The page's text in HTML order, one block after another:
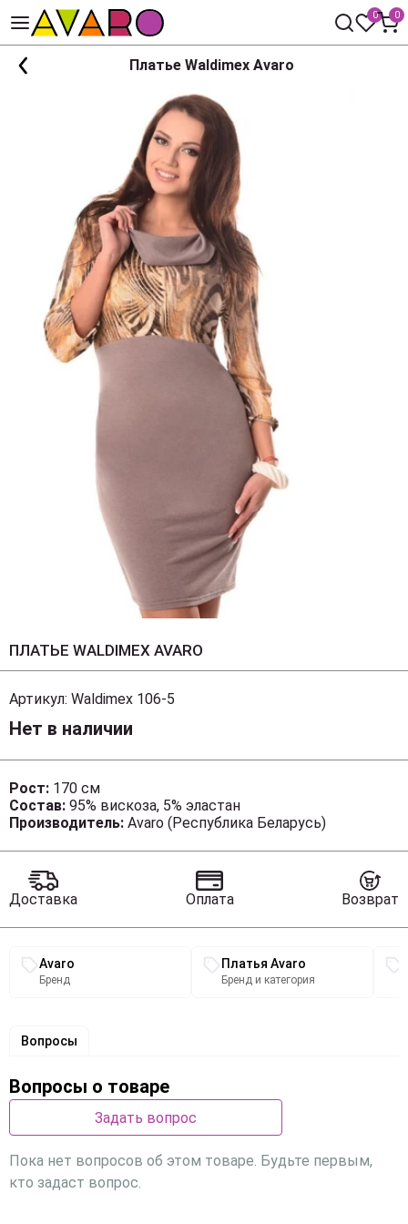
0 0
Платье Waldimex Avaro
ПЛАТЬЕ WALDIMEX AVARO
Артикул: Waldimex 106-5
Нет в наличии
Рост: 170 см
Состав: 95% вискоза, 5% эластан
Производитель: Avaro (Республика Беларусь)
Доставка Оплата Возврат
Связанные разделы каталога
Avaro
Бренд
Платья Avaro
Бренд и категория
Вопросы
Вопросы о товаре
Задать вопрос
Пока нет вопросов об этом товаре. Будьте первым,
кто задаст вопрос.